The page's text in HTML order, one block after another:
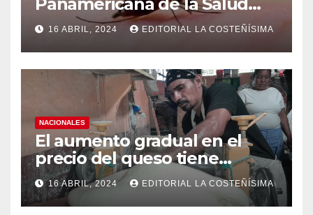
(OPS), recomienda reforzar
medidas ante el aumento de
casos de dengue
16 ABRIL, 2024 EDITORIAL LA COSTEÑÍSIMA
NACIONALES
El aumento gradual en el
precio del queso tiene
efectos a las Panaderias
16 ABRIL, 2024 EDITORIAL LA COSTEÑÍSIMA